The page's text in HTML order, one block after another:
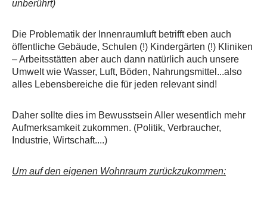
unberührt)
Die Problematik der Innenraumluft betrifft eben auch
öffentliche Gebäude, Schulen (!) Kindergärten (!) Kliniken
– Arbeitsstätten aber auch dann natürlich auch unsere
Umwelt wie Wasser, Luft, Böden, Nahrungsmittel...also
alles Lebensbereiche die für jeden relevant sind!
Daher sollte dies im Bewusstsein Aller wesentlich mehr
Aufmerksamkeit zukommen. (Politik, Verbraucher,
Industrie, Wirtschaft....)
Um auf den eigenen Wohnraum zurückzukommen: